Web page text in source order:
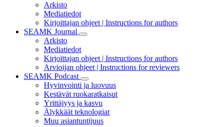
Arkisto
Mediatiedot
Kirjoittajan ohjeet | Instructions for authors
SEAMK Journal
Arkisto
Mediatiedot
Kirjoittajan ohjeet | Instructions for authors
Arvioijan ohjeet | Instructions for reviewers
SEAMK Podcast
Hyvinvointi ja luovuus
Kestävät ruokaratkaisut
Yrittäjyys ja kasvu
Älykkäät teknologiat
Muu asiantuntijuus